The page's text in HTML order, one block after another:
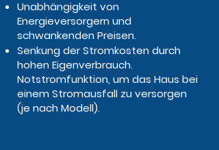
Unabhängigkeit von
Energieversorgern und
schwankenden Preisen.
Senkung der Stromkosten durch
hohen Eigenverbrauch.
Notstromfunktion, um das Haus bei
einem Stromausfall zu versorgen
(je nach Modell).